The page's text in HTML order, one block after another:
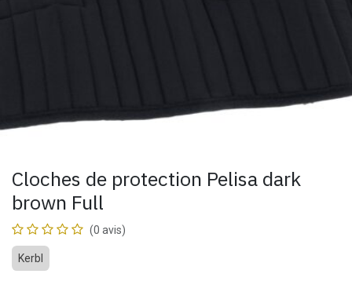
Cloches de protection Pelisa dark
brown Full
(0 avis)
Kerbl